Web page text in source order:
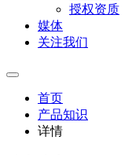
授权资质
媒体
关注我们
首页
产品知识
详情